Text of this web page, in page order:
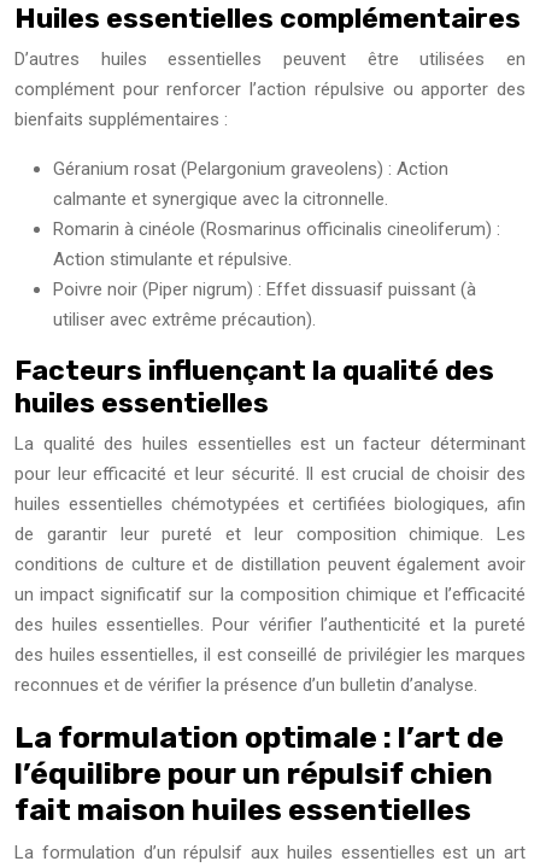
Huiles essentielles complémentaires
D’autres huiles essentielles peuvent être utilisées en
complément pour renforcer l’action répulsive ou apporter des
bienfaits supplémentaires :
Géranium rosat (Pelargonium graveolens) : Action
calmante et synergique avec la citronnelle.
Romarin à cinéole (Rosmarinus officinalis cineoliferum) :
Action stimulante et répulsive.
Poivre noir (Piper nigrum) : Effet dissuasif puissant (à
utiliser avec extrême précaution).
Facteurs influençant la qualité des
huiles essentielles
La qualité des huiles essentielles est un facteur déterminant
pour leur efficacité et leur sécurité. Il est crucial de choisir des
huiles essentielles chémotypées et certifiées biologiques, afin
de garantir leur pureté et leur composition chimique. Les
conditions de culture et de distillation peuvent également avoir
un impact significatif sur la composition chimique et l’efficacité
des huiles essentielles. Pour vérifier l’authenticité et la pureté
des huiles essentielles, il est conseillé de privilégier les marques
reconnues et de vérifier la présence d’un bulletin d’analyse.
La formulation optimale : l’art de
l’équilibre pour un répulsif chien
fait maison huiles essentielles
La formulation d’un répulsif aux huiles essentielles est un art